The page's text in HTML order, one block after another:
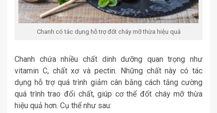
Chanh có tác dụng hỗ trợ đốt cháy mỡ thừa hiệu quả
Chanh chứa nhiều chất dinh dưỡng quan trọng như
vitamin C, chất xơ và pectin. Những chất này có tác
dụng hỗ trợ quá trình giảm cân bằng cách tăng cường
quá trình trao đổi chất, giúp cơ thể đốt cháy mỡ thừa
hiệu quả hơn. Cụ thể như sau: